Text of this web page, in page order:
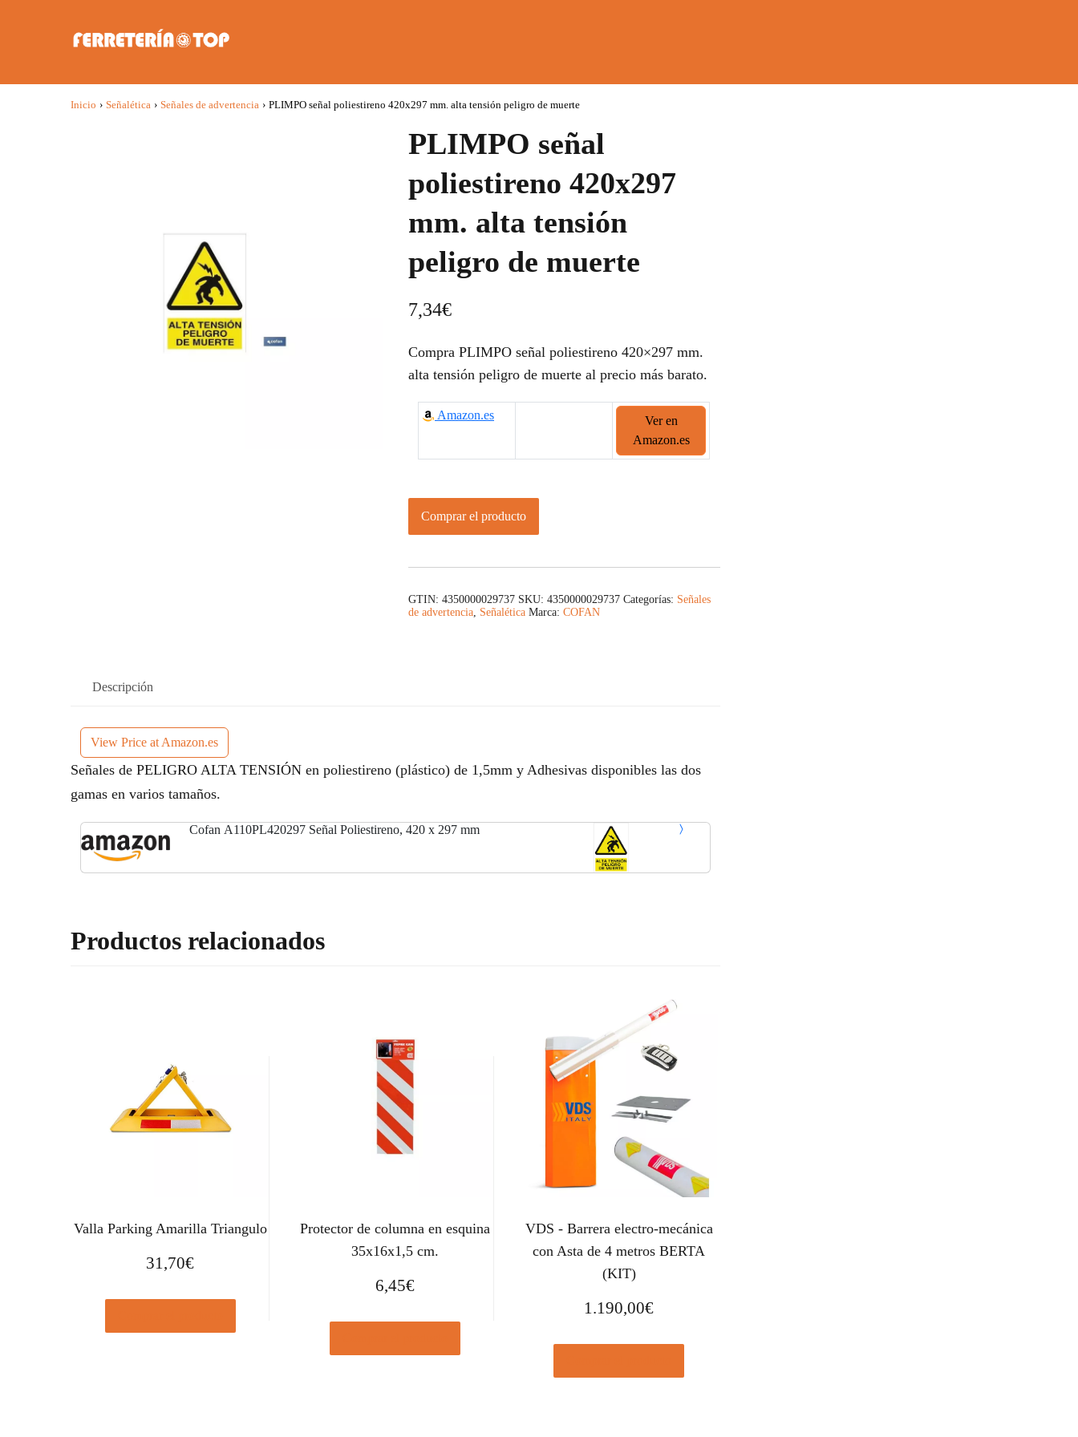
Inicio › Señalética › Señales de advertencia › PLIMPO señal poliestireno 420x297 mm. alta tensión peligro de muerte
PLIMPO señal
poliestireno 420x297
mm. alta tensión
peligro de muerte
7,34€
Compra PLIMPO señal poliestireno 420×297 mm.
alta tensión peligro de muerte al precio más barato.
Amazon.es
Ver en
Amazon.es
Comprar el producto
GTIN: 4350000029737 SKU: 4350000029737 Categorías: Señales
de advertencia, Señalética Marca: COFAN
Descripción
View Price at Amazon.es
Señales de PELIGRO ALTA TENSIÓN en poliestireno (plástico) de 1,5mm y Adhesivas disponibles las dos
gamas en varios tamaños.
Cofan A110PL420297 Señal Poliestireno, 420 x 297 mm
Productos relacionados
Valla Parking Amarilla Triangulo
31,70€
Protector de columna en esquina
35x16x1,5 cm.
6,45€
VDS - Barrera electro-mecánica
con Asta de 4 metros BERTA
(KIT)
1.190,00€